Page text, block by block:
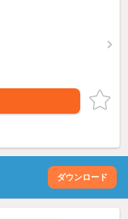
ダウンロード